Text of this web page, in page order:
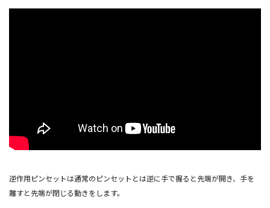
逆作用ピンセットは通常のピンセットとは逆に手で握ると先端が開き、手を
離すと先端が閉じる動きをします。